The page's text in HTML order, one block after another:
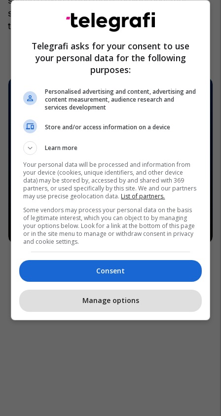
sipërfaqe. Me pak kujdes, pllaka induktive mund
ta ruajë shkëlqimin për shumë vite./Telegrafi/
Telegrafi asks for your consent to use
your personal data for the following
purposes:
Personalised advertising and content, advertising and
content measurement, audience research and
services development
Store and/or access information on a device
Learn more
Your personal data will be processed and information from
your device (cookies, unique identifiers, and other device
data) may be stored by, accessed by and shared with 369
partners, or used specifically by this site. We and our partners
may use precise geolocation data. List of partners.
Some vendors may process your personal data on the basis
of legitimate interest, which you can object to by managing
your options below. Look for a link at the bottom of this page
or in the site menu to manage or withdraw consent in privacy
and cookie settings.
Consent
Manage options